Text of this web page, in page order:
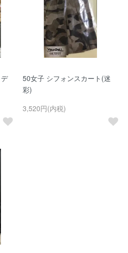
50女子 シフォンスカート(迷
彩)
3,520円(内税)